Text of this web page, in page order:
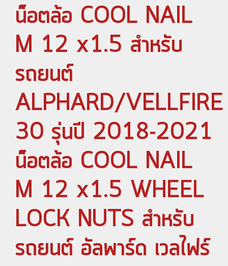
น็อตล้อ COOL NAIL
M 12 x1.5 สำหรับ
รถยนต์
ALPHARD/VELLFIRE
30 รุ่นปี 2018-2021
น็อตล้อ COOL NAIL
M 12 x1.5 WHEEL
LOCK NUTS สำหรับ
รถยนต์ อัลพาร์ด เวลไฟร์